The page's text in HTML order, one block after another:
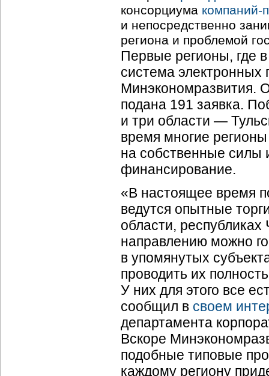
консорциума компаний-
и непосредственно
региона и проблемой
Первые регионы, где
система электронных
Минэкономразвития.
подана 191 заявка.
и три области —
время многие
на собственные силы
финансирование.
«В настоящее время
ведутся опытные
области,
направлению можно
в упомянутых
проводить их
У них для этого все
сообщил в своем
департамента
Вскоре
подобные типовые
каждому региону